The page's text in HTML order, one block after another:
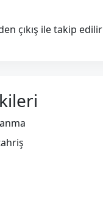
çıkış ile takip edilir